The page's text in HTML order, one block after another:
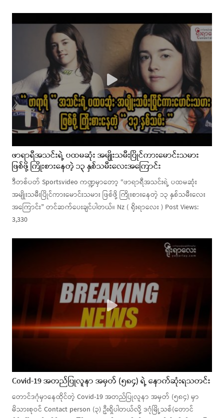
ဖာရာရီအသင်းရဲ့ ပထမဆုံး အမျိုးသမီးပြိုင်ကားမောင်းသမား
ဖြစ်ဖို့ ကြိုးစားနေတဲ့ ၁၃ နှစ်သမီးလေးအကြောင်း
ဒီတစ်ပတ် Sportsvideo ကဏ္ဍမှာတော့ “ဖာရာရီအသင်းရဲ့ ပထမဆုံး
အမျိုးသမီးပြိုင်ကားမောင်းသမား ဖြစ်ဖို့ ကြိုးစားနေတဲ့ ၁၃ နှစ်သမီးလေး
အကြောင်း” တင်ဆက်ပေးချင်ပါတယ်။ Nz ( ရိုးရာလေး ) Post Views:
3,330
Covid-19 အတည်ပြုလူနာ အမှတ် (၅၈၄) ရဲ့ နောက်ဆုံးရသတင်း
တောင်ဒဂုံမှာနေထိုင်တဲ့ Covid-19 အတည်ပြုလူနာ အမှတ် (၅၈၄) မှာ
မိသားစုဝင် Contact person (၃) ဦးရှိပါတယ်လို့ ဒဂုံမြို့သစ်(တောင်